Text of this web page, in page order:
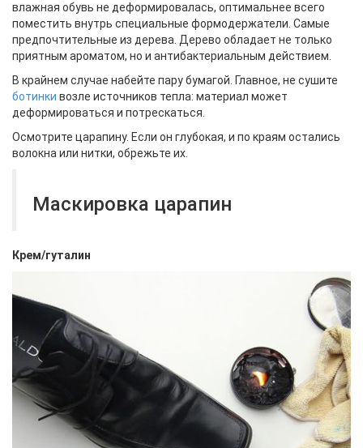
влажная обувь не деформировалась, оптимальнее всего
поместить внутрь специальные формодержатели. Самые
предпочтительные из дерева. Дерево обладает не только
приятным ароматом, но и антибактериальным действием.
В крайнем случае набейте пару бумагой. Главное, не сушите
ботинки возле источников тепла: материал может
деформироваться и потрескаться.
Осмотрите царапину. Если он глубокая, и по краям остались
волокна или нитки, обрежьте их.
Маскировка царапин
Крем/гуталин